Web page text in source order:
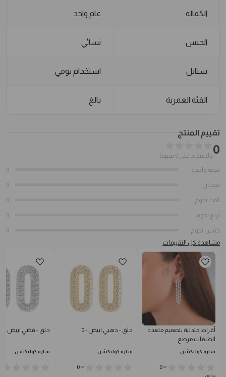
الكفالة عام واحد
الجنس نسائي
ستايل استخدام يومي
الفئة العمرية بالغ
تقييم المنتج
0بالاعتماد على 0 تقييماً
نجمة واحدة
0
نجمتان 0
ثلاث نجوم 0
أربع نجوم 0
خمس نجوم
0
مشاهدة كل التقييمات
أقراط متدلية بتصميم متعدد
الطبقات مرصع
سارة كوليكشن
0
يبدأ من
حلق - ذهبي ابيض - 0
سارة كوليكشن
0
حلق - فضي ابيض - 0
سارة كوليكشن